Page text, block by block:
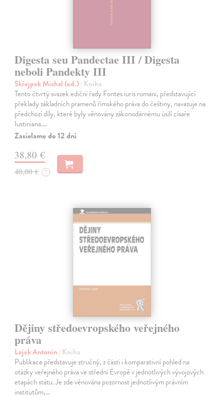
Digesta seu Pandectae III / Digesta
neboli Pandekty III
Skřejpek Michal (ed.)| Kniha
Tento čtvrtý svazek ediční řady Fontes iuris romani, představující
překlady základních pramenů římského práva do češtiny, navazuje na
předchozí díly, které byly věnovány zákonodárnému úsilí císaře
Iustiniana.…
Zasielame do 12 dní
38,80 €
40,00 € ?
Dějiny středoevropského veřejného
práva
Lojek Antonín | Kniha
Publikace představuje stručný, z části i komparativní pohled na
otázky veřejného práva ve střední Evropě v jednotlivých vývojových
etapách státu. Je zde věnována pozornost jednotlivým právním
institutům,…